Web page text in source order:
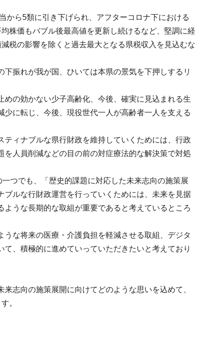
から5類に引き下げられ、アフターコロナ下における
株価もバブル後最高値を更新し続けるなど、堅調に経
税の影響を除くと過去最大となる県税収入を見込むな
振れが我が国、ひいては本県の景気を下押しするリ
の効かない少子高齢化、今後、確実に見込まれる生
に転じ、今後、現役世代一人が高齢者一人を支える
ィナブルな県行財政を維持していくためには、行政
人員削減などの目の前の対症療法的な解決策で対処
つでも、「歴史的課題に対応した未来志向の施策展
ルな行財政運営を行っていくためには、未来を見据
うな長期的な取組が重要であると考えているところ
な将来の医療・介護負担を軽減させる取組、デジタ
、積極的に進めていっていただきたいと考えており
志向の施策展開に向けてどのような思いを込めて、
。